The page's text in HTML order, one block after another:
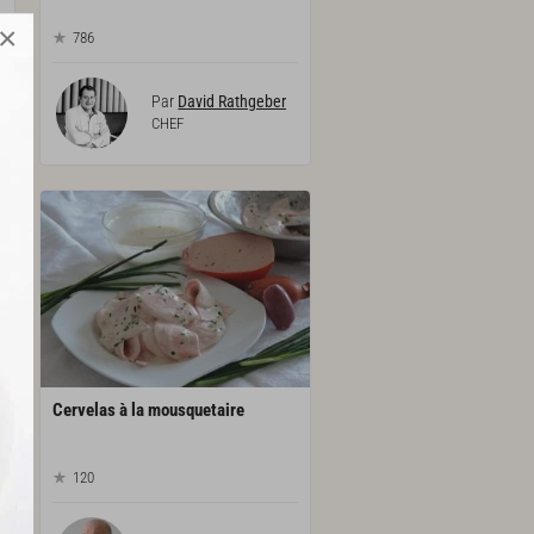
× 786
Par David Rathgeber
CHEF
Cervelasà lamousquetaire
120